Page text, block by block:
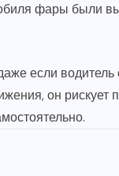
фары были
если водитель
он рискует